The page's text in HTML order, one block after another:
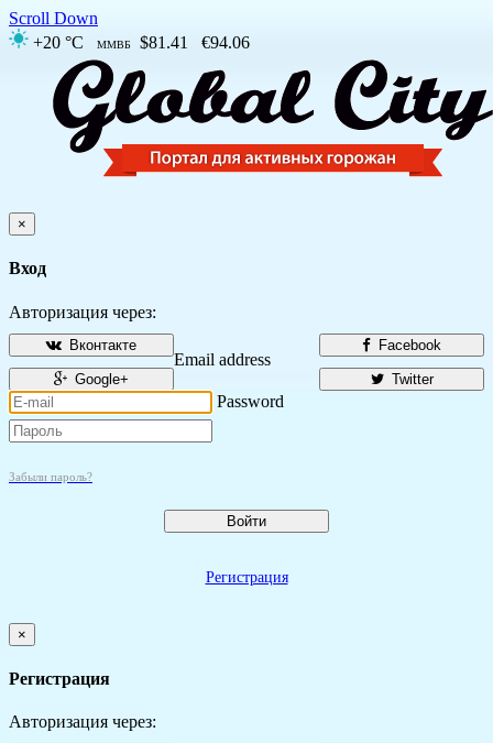
Scroll Down
+20 °C
ММВБ $81.41 €94.06
×
Вход
Авторизация через:
Facebook
Вконтакте
Twitter
Google+
Email address
Password
Забыли пароль?
Войти
Регистрация
×
Регистрация
Авторизация через: